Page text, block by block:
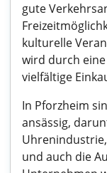
gute
kulturelle
wird durch
vielfältige
In Pforzheim
ansässig,
und auch die